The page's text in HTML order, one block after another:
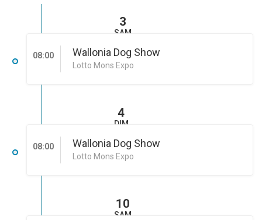
3
SAM
08:00 Wallonia Dog Show
Lotto Mons Expo
4
DIM
08:00 Wallonia Dog Show
Lotto Mons Expo
10
SAM